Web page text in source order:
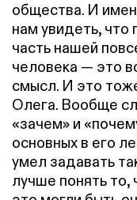
общества. И
нам увидеть, что
часть нашей
человека — это
смысл. И это
Олега. Вообще
«зачем» и
основных в его
умел задавать
лучше понять